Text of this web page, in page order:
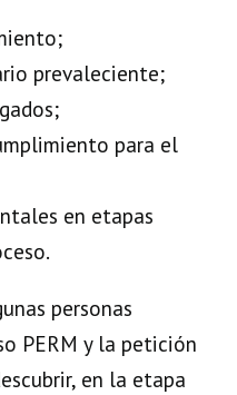
prevaleciente;
para el
en etapas
personas
PERM y la petición
en la etapa